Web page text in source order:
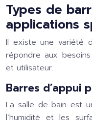
Types de
applications
Il existe une variété
répondre aux
et utilisateur.
Barres d’appui
La salle de bain est
l’humidité et les